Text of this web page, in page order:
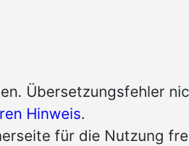
Übersetzungsfehler
Hinweis.
für die Nutzung